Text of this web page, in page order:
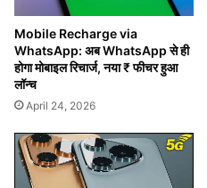
Mobile Recharge via
WhatsApp: अब WhatsApp से ही
होगा मोबाइल रिचार्ज, नया ₹ फीचर हुआ
लॉन्च
April 24, 2026